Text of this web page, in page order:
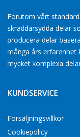
Förutom vårt
skräddarsydda delar
producera delar
många års erfarenhet
mycket komplexa
KUNDSERVICE
Försäljningsvillkor
Cookiepolicy